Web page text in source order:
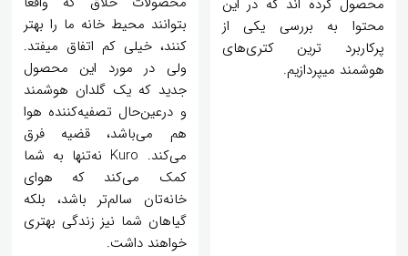
محصول کرده اند که در این
محتوا به بررسی یکی از
پرکاربرد ترین کتری‌های
هوشمند میپردازیم.
بتوانند محیط خانه ما را بهتر
کنند، خیلی کم اتفاق میفتد.
ولی در مورد این محصول
جدید که یک گلدان هوشمند
و درعین‌حال تصفیه‌کننده هوا
هم می‌باشد، قضیه فرق
می‌کند. Kuro نه‌تنها به شما
کمک می‌کند که هوای
خانه‌تان سالم‌تر باشد، بلکه
گیاهان شما نیز زندگی بهتری
خواهند داشت.